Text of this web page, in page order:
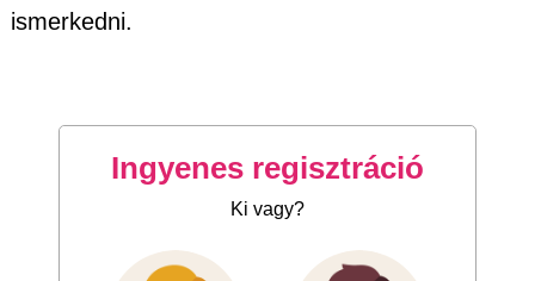
ismerkedni.
Ingyenes regisztráció
Ki vagy?